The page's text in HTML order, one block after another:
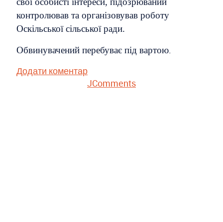
контролював та організовував роботу
Оскільської сільської ради.
Обвинувачений перебуває під вартою.
Додати коментар
JComments